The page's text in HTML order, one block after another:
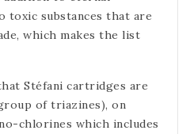
toxic substances that are
which makes the list
Stéfani cartridges are
of triazines), on
chlorines which includes